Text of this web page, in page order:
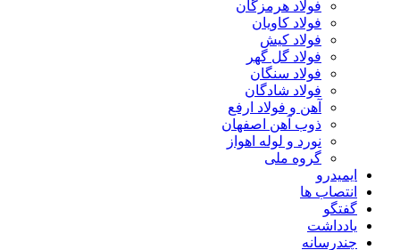
فولاد هرمزگان
فولاد کاویان
فولاد کیش
فولاد گل گهر
فولاد سنگان
فولاد شادگان
آهن و فولاد ارفع
ذوب آهن اصفهان
نورد و لوله اهواز
گروه ملی
ایمیدرو
انتصاب ها
گفتگو
یادداشت
چندرسانه